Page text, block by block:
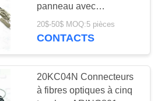
panneau avec
connecteur féminin
montant connecteur à
J599E8/20MWC04N
20$-50$ MOQ:5 pièces
CONTACTS
20KC04N Connecteurs
à fibres optiques à cinq